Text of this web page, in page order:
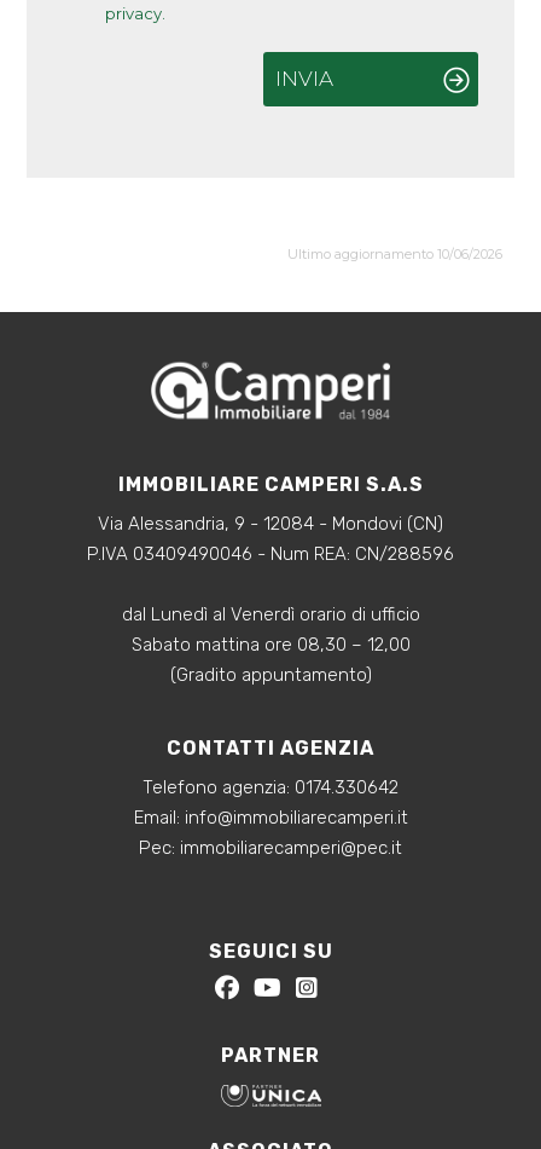
privacy.
INVIA
Ultimo aggiornamento 10/06/2026
IMMOBILIARE CAMPERI S.A.S
Via Alessandria, 9 - 12084 - Mondovi (CN)
P.IVA 03409490046 - Num REA: CN/288596
dal Lunedì al Venerdì orario di ufficio
Sabato mattina ore 08,30 – 12,00
(Gradito appuntamento)
CONTATTI AGENZIA
Telefono agenzia: 0174.330642
‍Email: info@immobiliarecamperi.it
‍Pec: immobiliarecamperi@pec.it
SEGUICI SU
PARTNER